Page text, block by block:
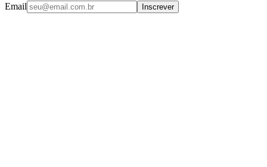
Email Inscrever